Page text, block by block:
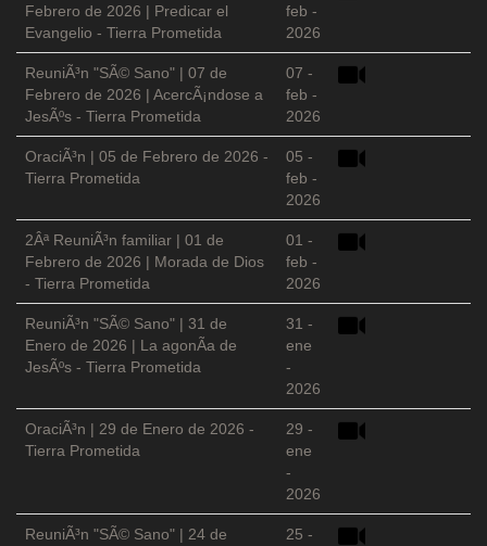
Febrero de 2026 | Predicar el
Evangelio - Tierra Prometida
feb -
2026
ReuniÃ³n "SÃ© Sano" | 07 de
Febrero de 2026 | AcercÃ¡ndose a
JesÃºs - Tierra Prometida
07 -
feb -
2026
OraciÃ³n | 05 de Febrero de 2026 -
Tierra Prometida
05 -
feb -
2026
2Âª ReuniÃ³n familiar | 01 de
Febrero de 2026 | Morada de Dios
- Tierra Prometida
01 -
feb -
2026
ReuniÃ³n "SÃ© Sano" | 31 de
Enero de 2026 | La agonÃ­a de
JesÃºs - Tierra Prometida
31 -
ene
-
2026
OraciÃ³n | 29 de Enero de 2026 -
Tierra Prometida
29 -
ene
-
2026
ReuniÃ³n "SÃ© Sano" | 24 de
25 -